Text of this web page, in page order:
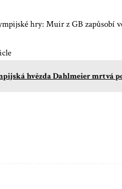
hry: Muir z GB zapůsobí
hvězda Dahlmeier mrtvá